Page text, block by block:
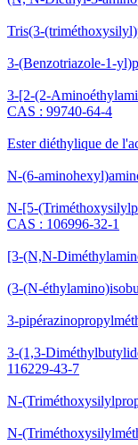
Tris(3-
3-(Benzotriazole-1-
3-[2-(2-
CAS : 99740-64-4
Ester diéthylique de
N-(6-
N-[5-
CAS : 106996-32-1
[3-(N,N-
(3-(N-
3-
3-(1,3-
116229-43-7
N-
N-